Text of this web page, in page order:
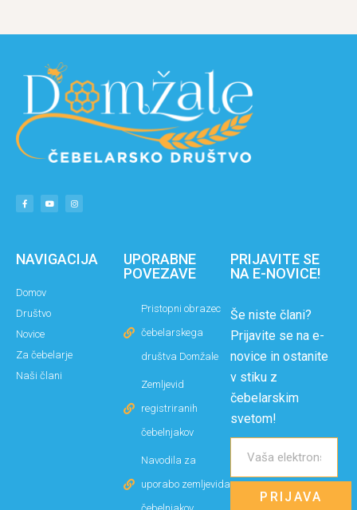
NAVIGACIJA
Domov
Društvo
Novice
Za čebelarje
Naši člani
UPORABNE
POVEZAVE
Pristopni obrazec
čebelarskega
društva Domžale
Zemljevid
registriranih
čebelnjakov
Navodila za
uporabo zemljevida
PRIJAVITE SE
NA E-NOVICE!
Še niste člani?
Prijavite se na e-
novice in ostanite
v stiku z
čebelarskim
svetom!
PRIJAVA